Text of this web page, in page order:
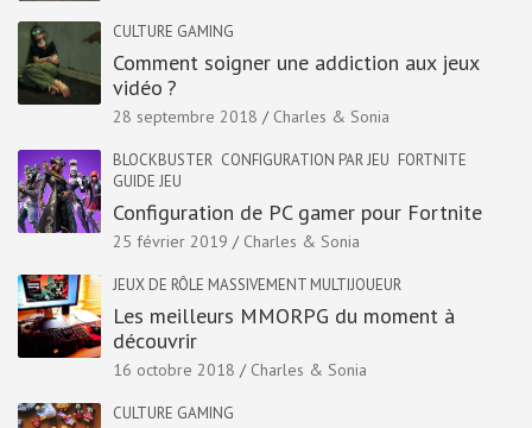
CULTURE GAMING
Comment soigner une addiction aux jeux
vidéo ?
28 septembre 2018 Charles & Sonia
BLOCKBUSTER CONFIGURATION PAR JEU FORTNITE
GUIDE JEU
Configuration de PC gamer pour Fortnite
25 février 2019 Charles & Sonia
JEUX DE RÔLE MASSIVEMENT MULTIJOUEUR
Les meilleurs MMORPG du moment à
découvrir
16 octobre 2018 Charles & Sonia
CULTURE GAMING